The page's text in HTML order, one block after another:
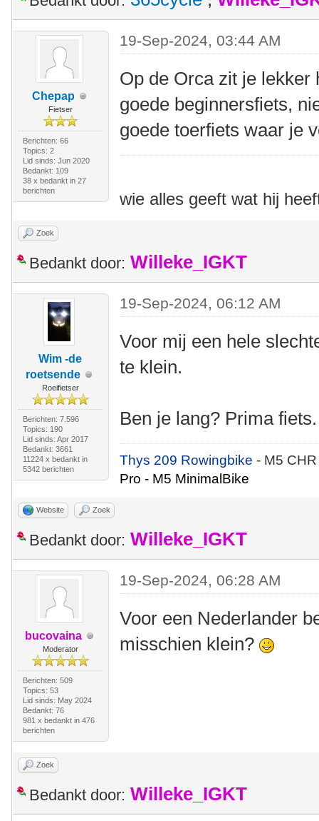
Chepap
Fietser
Berichten: 66
Topics: 2
Lid sinds: Jun 2020
Bedankt: 109
38 x bedankt in 27
berichten
19-Sep-2024, 03:44 AM
Op de Orca zit je lekker
goede beginnersfiets,
goede toerfiets waar je
wie alles geeft wat hij
Zoek
Bedankt door: Willeke_IGKT
Wim -de
roetsende
Roeifietser
Berichten: 7.596
Topics: 190
Lid sinds: Apr 2017
Bedankt: 3661
11224 x bedankt in
5342 berichten
19-Sep-2024, 06:12 AM
Voor mij een hele
te klein.
Ben je lang? Prima fiets.
Thys 209 Rowingbike- M5
Pro - M5 MinimalBike
Website Zoek
Bedankt door: Willeke_IGKT
bucovaina
Moderator
Berichten: 509
Topics: 53
Lid sinds: May 2024
Bedankt: 76
981 x bedankt in 476
berichten
19-Sep-2024, 06:28 AM
Voor een Nederlander
misschien klein?
Zoek
Bedankt door: Willeke_IGKT